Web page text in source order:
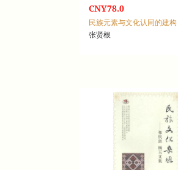
CNY78.0
张贤根